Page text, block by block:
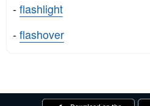
-flashlight
-flashover